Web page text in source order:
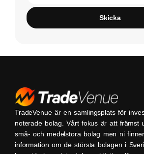
Skicka
TradeVenue är en samlingsplats för
noterade bolag. Vårt fokus är att främst
små- och medelstora bolag men ni
information om de största bolagen i